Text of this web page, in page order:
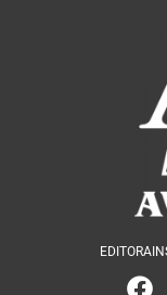
EDITORA